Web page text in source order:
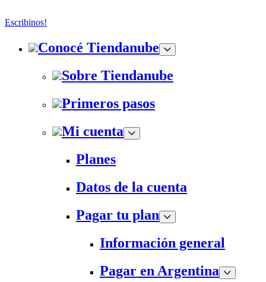
Escribinos!
Conocé Tiendanube
Sobre Tiendanube
Primeros pasos
Mi cuenta
Planes
Datos de la cuenta
Pagar tu plan
Información general
Pagar en Argentina